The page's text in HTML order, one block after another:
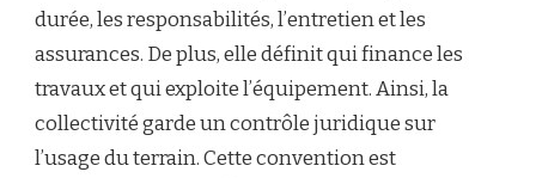
durée, les responsabilités, l’entretien et les
assurances. De plus, elle définit qui finance les
travaux et qui exploite l’équipement. Ainsi, la
collectivité garde un contrôle juridique sur
l’usage du terrain. Cette convention est